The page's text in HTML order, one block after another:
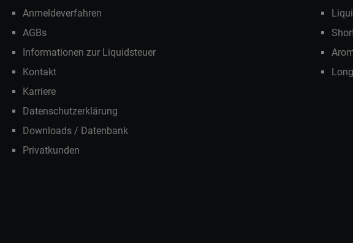
Anmeldeverfahren
AGBs
Informationen zur Liquidsteuer
Kontakt
Karriere
Datenschutzerklärung
Downloads / Datenbank
Privatkunden